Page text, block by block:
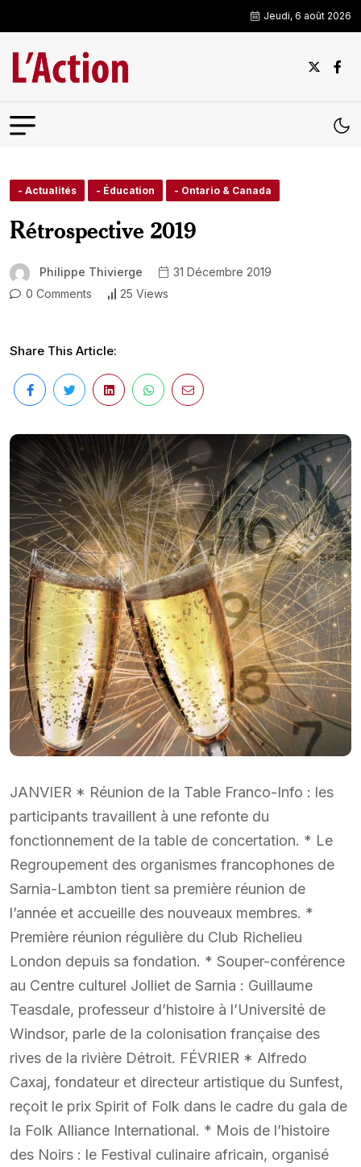
Jeudi, 6 août 2026
- Actualités - Éducation - Ontario & Canada
Rétrospective 2019
Philippe Thivierge
31 Décembre 2019
0 Comments
25 Views
Share This Article:
JANVIER * Réunion de la Table Franco-Info : les
participants travaillent à une refonte du
fonctionnement de la table de concertation. * Le
Regroupement des organismes francophones de
Sarnia-Lambton tient sa première réunion de
l’année et accueille des nouveaux membres. *
Première réunion régulière du Club Richelieu
London depuis sa fondation. * Souper-conférence
au Centre culturel Jolliet de Sarnia : Guillaume
Teasdale, professeur d’histoire à l’Université de
Windsor, parle de la colonisation française des
rives de la rivière Détroit. FÉVRIER * Alfredo
Caxaj, fondateur et directeur artistique du Sunfest,
reçoit le prix Spirit of Folk dans le cadre du gala de
la Folk Alliance International. * Mois de l’histoire
des Noirs : le Festival culinaire africain, organisé